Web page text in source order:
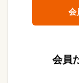
会
会員